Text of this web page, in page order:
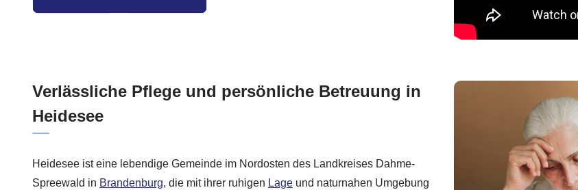
Verlässliche Pflege und persönliche Betreuung in
Heidesee
Heidesee ist eine lebendige Gemeinde im Nordosten des Landkreises Dahme-
Spreewald in Brandenburg, die mit ihrer ruhigen Lage und naturnahen Umgebung